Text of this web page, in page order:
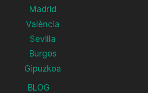
Madrid
València
Sevilla
Burgos
Gipuzkoa
BLOG